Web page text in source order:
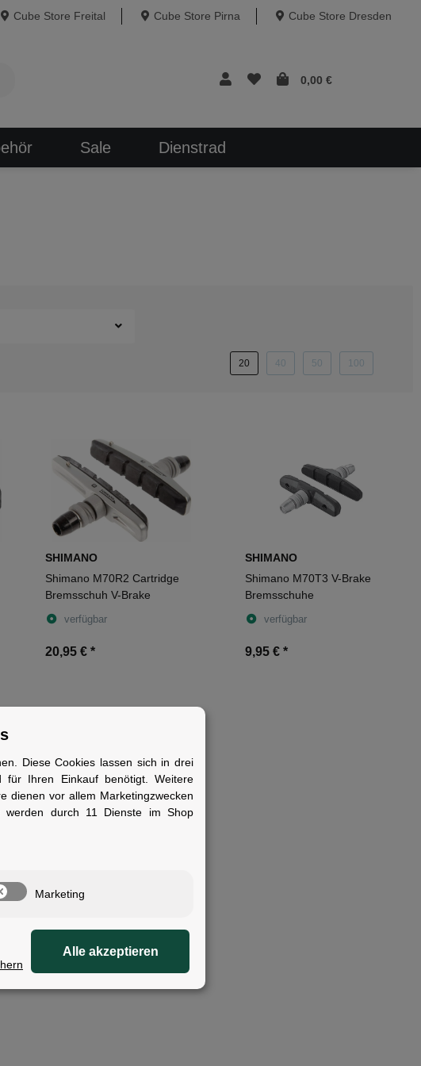
Cube Store Freital Cube Store Pirna Cube Store Dresden
0,00 €
Sale Dienstrad
20 40 50 100
SHIMANO
Shimano M70R2 Cartridge
Bremsschuh V-Brake
verfügbar
20,95 € *
SHIMANO
Shimano M70T3 V-Brake
Bremsschuhe
verfügbar
9,95 € *
Diese Cookies lassen sich in drei
für Ihren Einkauf benötigt. Weitere
dienen vor allem Marketingzwecken
werden durch 11 Dienste im Shop
Marketing
Alle akzeptieren